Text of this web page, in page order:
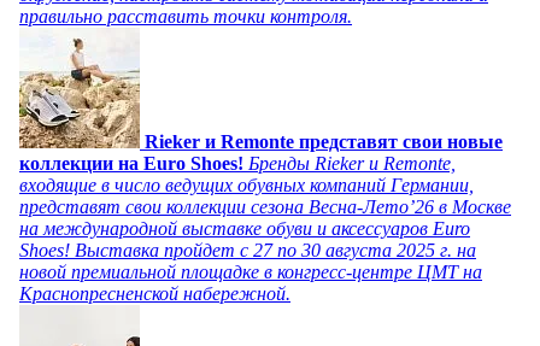
правильно расставить точки контроля.
Rieker и Remonte представят свои новые
коллекции на Euro Shoes! Бренды Rieker и Remonte,
входящие в число ведущих обувных компаний Германии,
представят свои коллекции сезона Весна-Лето’26 в Москве
на международной выставке обуви и аксессуаров Euro
Shoes! Выставка пройдет c 27 по 30 августа 2025 г. на
новой премиальной площадке в конгресс-центре ЦМТ на
Краснопресненской набережной.